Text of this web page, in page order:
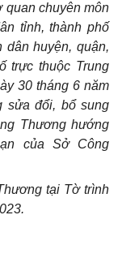
quan chuyên môn
tỉnh, thành phố
dân huyện, quận,
trực thuộc Trung
30 tháng 6 năm
sửa đổi, bổ sung
Thương hướng
của Sở Công
tại Tờ trình